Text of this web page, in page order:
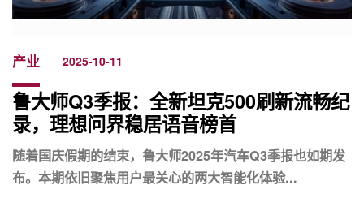
产业 2025-10-11
鲁大师Q3季报：全新坦克500刷新流畅纪
录，理想问界稳居语音榜首
随着国庆假期的结束，鲁大师2025年汽车Q3季报也如期发
布。本期依旧聚焦用户最关心的两大智能化体验...